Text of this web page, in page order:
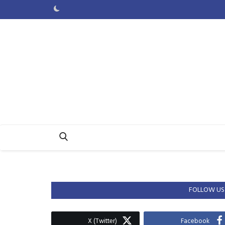
FOLLOW US
Facebook
X (Twitter)